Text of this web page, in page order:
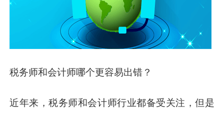
税务师和会计师哪个更容易出错？
近年来，税务师和会计师行业都备受关注，但是